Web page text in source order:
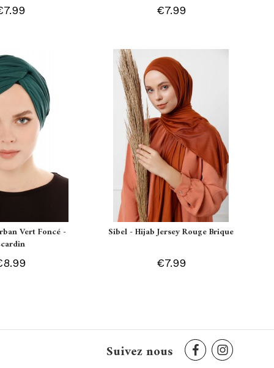
€7.99
Vert Foncé -
Sibel - Hijab Jersey Rouge Brique
€7.99
Suivez nous